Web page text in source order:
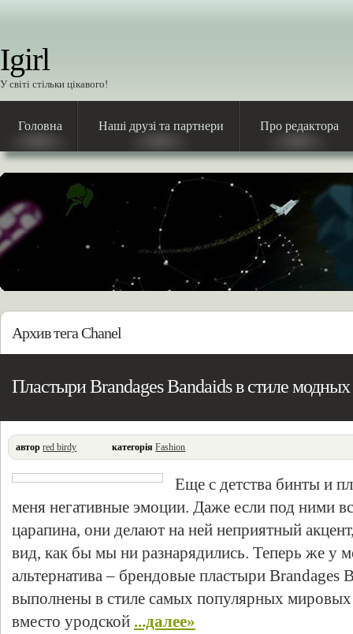
Igirl
У світі стільки цікавого!
Головна Наші друзі та партнери Про редактора
Архив тега Chanel
Пластыри Brandages Bandaids в стиле
автор red birdy категорія Fashion
Еще с детства бинты и
меня негативные эмоции. Даже если под ними
царапина, они делают на ней неприятный
вид, как бы мы ни разнарядились. Теперь же у
альтернатива – брендовые пластыри Brandages
выполнены в стиле самых популярных мировых
вместо уродской ...далее»